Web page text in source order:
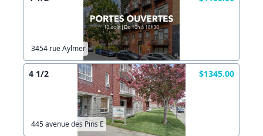
3454 rue Aylmer
4 1/2 $1345.00
445 avenue des Pins E